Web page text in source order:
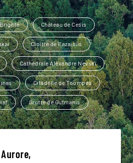
Château de Cesis
Cloître de Pazaislis
Cathédrale Alexandre Nevski
Citadelle de Toompea
Grotte de Gutmanis
Aurore,